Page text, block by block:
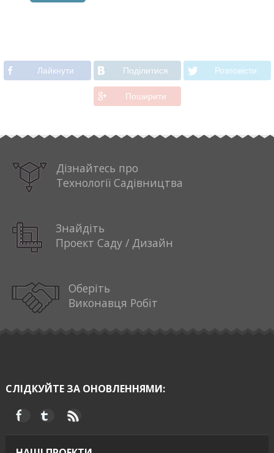
Лайкнути Подiлитися Розповiсти
Поширити
Дізнайтесь про
Технології Садівництва
Знайдіть
Проект Саду / Дизайн
Оберіть
Виконавця Робіт
СЛІДКУЙТЕ ЗА ОНОВЛЕННЯМИ: